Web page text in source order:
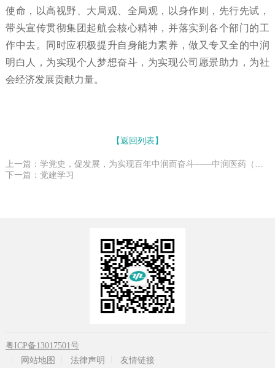
使命，以高视野、大局观、全局观，以身作则，先行先试，
带头宣传贯彻集团起航会核心精神，并落实到各个部门的工
作中去。同时应积极提升自身能力素养，做又专又全的中润
明白人，为实现个人梦想奋斗，为实现公司愿景助力，为社
会经济发展贡献力量。
【返回列表】
下一篇：党建学习
粤ICP备13017501号
网站地图
法律声明 友情链接